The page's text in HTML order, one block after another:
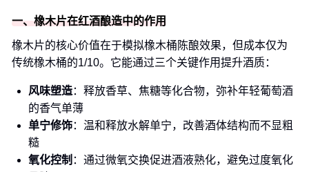
一、橡木片在红酒酿造中的作用
橡木片的核心价值在于模拟橡木桶陈酿效果，但成本仅为
传统橡木桶的1/10。它能通过三个关键作用提升酒质：
风味塑造：释放香草、焦糖等化合物，弥补年轻葡萄酒
的香气单薄
单宁修饰：温和释放水解单宁，改善酒体结构而不显粗
糙
氧化控制 ：通过微氧交换促进酒液熟化，避免过度氧化